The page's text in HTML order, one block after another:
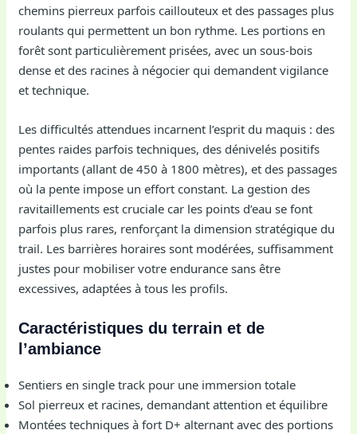
chemins pierreux parfois caillouteux et des passages plus
roulants qui permettent un bon rythme. Les portions en
forêt sont particulièrement prisées, avec un sous-bois
dense et des racines à négocier qui demandent vigilance
et technique.
Les difficultés attendues incarnent l’esprit du maquis : des
pentes raides parfois techniques, des dénivelés positifs
importants (allant de 450 à 1800 mètres), et des passages
où la pente impose un effort constant. La gestion des
ravitaillements est cruciale car les points d’eau se font
parfois plus rares, renforçant la dimension stratégique du
trail. Les barrières horaires sont modérées, suffisamment
justes pour mobiliser votre endurance sans être
excessives, adaptées à tous les profils.
Caractéristiques du terrain et de
l’ambiance
Sentiers en single track pour une immersion totale
Sol pierreux et racines, demandant attention et équilibre
Montées techniques à fort D+ alternant avec des portions